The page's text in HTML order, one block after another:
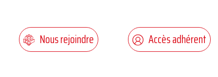
Nous rejoindre Accès adhérent